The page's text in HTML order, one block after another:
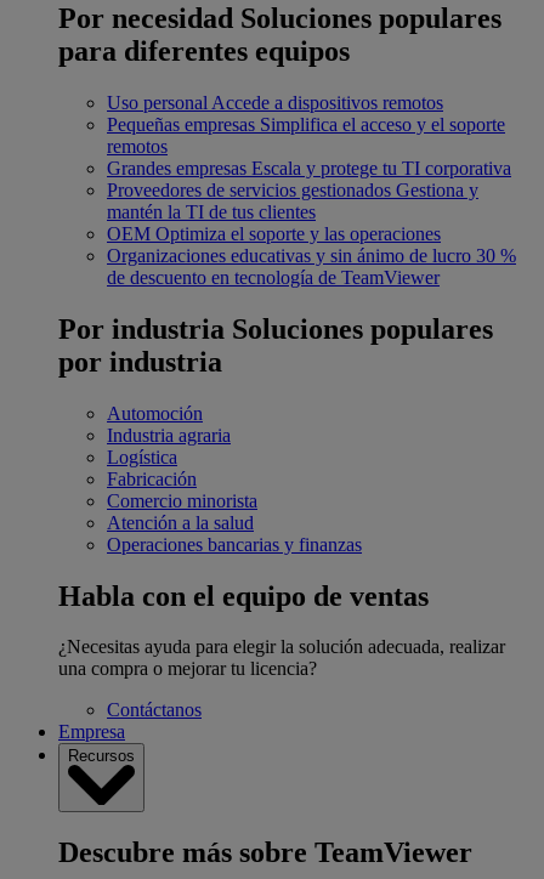
Por necesidad Soluciones populares
para diferentes equipos
Uso personal Accede a dispositivos remotos
Pequeñas empresas Simplifica el acceso y el soporte
remotos
Grandes empresas Escala y protege tu TI corporativa
Proveedores de servicios gestionados Gestiona y
mantén la TI de tus clientes
OEM Optimiza el soporte y las operaciones
Organizaciones educativas y sin ánimo de lucro 30 %
de descuento en tecnología de TeamViewer
Por industria Soluciones populares
por industria
Automoción
Industria agraria
Logística
Fabricación
Comercio minorista
Atención a la salud
Operaciones bancarias y finanzas
Habla con el equipo de ventas
¿Necesitas ayuda para elegir la solución adecuada, realizar
una compra o mejorar tu licencia?
Contáctanos
Empresa
Recursos
Descubre más sobre TeamViewer